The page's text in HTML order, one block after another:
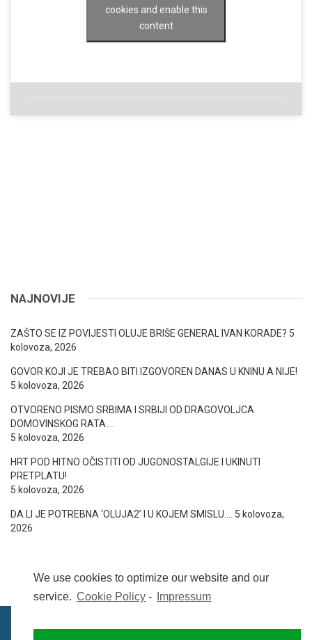
We use cookies to optimize our website and our
service. Cookie Policy - Impressum
cookies and enable this
content
NAJNOVIJE
ZAŠTO SE IZ POVIJESTI OLUJE BRIŠE GENERAL IVAN KORADE? 5
kolovoza, 2026
GOVOR KOJI JE TREBAO BITI IZGOVOREN DANAS U KNINU A NIJE!
5 kolovoza, 2026
OTVORENO PISMO SRBIMA I SRBIJI OD DRAGOVOLJCA
DOMOVINSKOG RATA….
5 kolovoza, 2026
HRT POD HITNO OČISTITI OD JUGONOSTALGIJE I UKINUTI
PRETPLATU!
5 kolovoza, 2026
DA LI JE POTREBNA ‘OLUJA2’ I U KOJEM SMISLU….
5 kolovoza,
2026